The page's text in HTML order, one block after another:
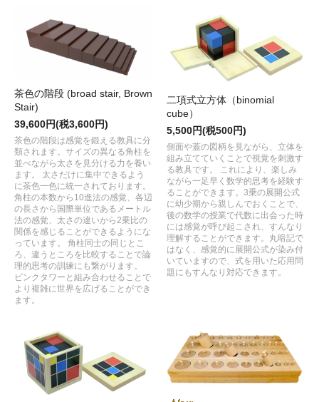
茶色の階段 (broad stair, Brown
Stair)
39,600円(税3,600円)
茶色の階段は感覚を鍛える教具に分
類されます。サイズの異なる角柱を
並べながら太さを見分ける力を養い
ます。 太さだけに集中できるよう
に茶色一色に統一されております。
角柱の本数から10進法の感覚、各辺
の長さから国際単位であるメートル
法の感覚、太さの違いから2乗比の
関係を感じることができるようにな
っています。 角柱同士の同じとこ
ろ、違うところを比較することで論
理的思考の訓練にも繋がります。
ピンクタワーと組み合わせることで
より複雑に世界を広げることができ
ます。
二項式立方体（binomial
cube）
5,500円(税500円)
側面や蓋の図柄を見ながら、立体を
組み立てていくことで視覚を刺激す
る教具です。 これにより、楽しみ
ながら一足早く数学的思考を経験す
ることができます。3乗の展開公式
に幼少期から親しんでおくことで、
後の数学の授業で代数に出会った時
には感覚が呼び起こされ、すんなり
理解することができます。丸暗記で
はなく、感覚的に展開公式が染み付
いていますので、式を用いた応用問
題にもすんなり対応できます。